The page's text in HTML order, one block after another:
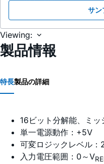
サン
Viewing:
製品情報
特長製品の詳細
16ビット分解能、ミッ
単一電源動作：+5V
可変ロジックレベル
入力電圧範囲：0～V